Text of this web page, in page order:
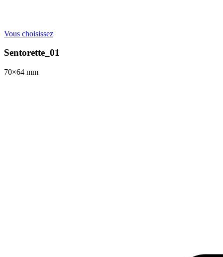
Vous choisissez
Sentorette_01
70×64 mm